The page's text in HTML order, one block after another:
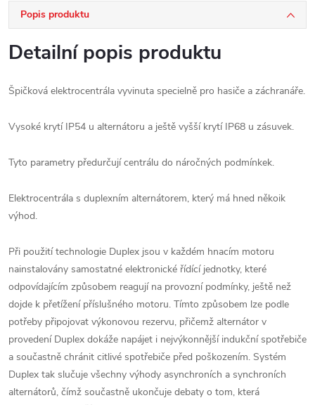
Popis produktu
Detailní popis produktu
Špičková elektrocentrála vyvinuta specielně pro hasiče a záchranáře.
Vysoké krytí IP54 u alternátoru a ještě vyšší krytí IP68 u zásuvek.
Tyto parametry předurčují centrálu do náročných podmínkek.
Elektrocentrála s duplexním alternátorem, který má hned někoik
výhod.
Při použití technologie Duplex jsou v každém hnacím motoru
nainstalovány samostatné elektronické řídící jednotky, které
odpovídajícím způsobem reagují na provozní podmínky, ještě než
dojde k přetížení příslušného motoru. Tímto způsobem lze podle
potřeby připojovat výkonovou rezervu, přičemž alternátor v
provedení Duplex dokáže napájet i nejvýkonnější indukční spotřebiče
a součastně chránit citlivé spotřebiče před poškozením. Systém
Duplex tak slučuje všechny výhody asynchroních a synchroních
alternátorů, čímž součastně ukončuje debaty o tom, která